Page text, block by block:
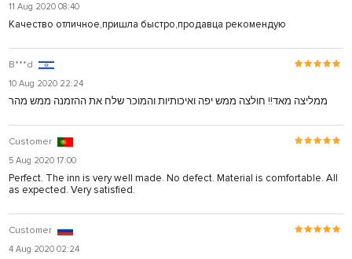
11 Aug 2020 08:40
Качество отличное,пришла быстро,продавца рекомендую
B***d
10 Aug 2020 22:24
ממליצה מאד!! חולצה ממש יפה ואיכותיות והמוכר שלח את ההזמנה ממש מהר
Customer
5 Aug 2020 17:00
Perfect. The inn is very well made. No defect. Material is comfortable. All
as expected. Very satisfied.
Customer
4 Aug 2020 02:24